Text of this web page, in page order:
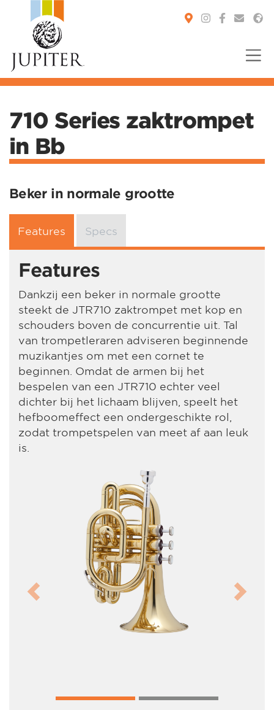
710 Series zaktrompet
in Bb
Beker in normale grootte
Features Specs
Features
Dankzij een beker in normale grootte
steekt de JTR710 zaktrompet met kop en
schouders boven de concurrentie uit. Tal
van trompetleraren adviseren beginnende
muzikantjes om met een cornet te
beginnen. Omdat de armen bij het
bespelen van een JTR710 echter veel
dichter bij het lichaam blijven, speelt het
hefboomeffect een ondergeschikte rol,
zodat trompetspelen van meet af aan leuk
is.
Previous Next